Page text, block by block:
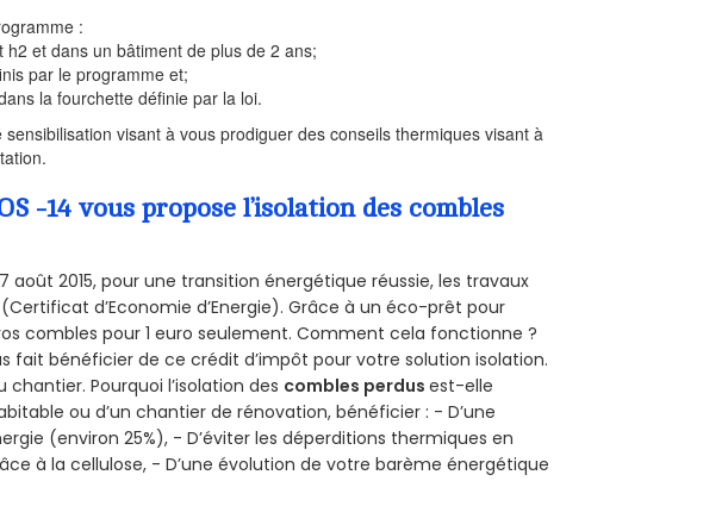
:
et dans un bâtiment de plus de 2 ans;
par le programme et;
la fourchette définie par la loi.
visant à vous prodiguer des conseils thermiques visant à
-14 vous propose l’isolation des combles
août 2015, pour une transition énergétique réussie, les travaux
d’Economie d’Energie). Grâce à un éco-prêt pour
combles pour 1 euro seulement. Comment cela fonctionne ?
fait bénéficier de ce crédit d’impôt pour votre solution isolation.
chantier. Pourquoi l’isolation des combles perdusest-elle
ou d’un chantier de rénovation, bénéficier : - D’une
(environ 25%), - D’éviter les déperditions thermiques en
à la cellulose, - D’une évolution de votre barème énergétique